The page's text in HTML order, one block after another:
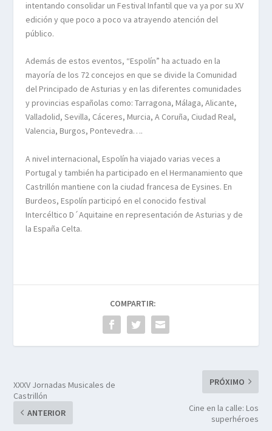
intentando consolidar un Festival Infantil que va ya por su XV
edición y que poco a poco va atrayendo atención del
público.
Además de estos eventos, “Espolín” ha actuado en la
mayoría de los 72 concejos en que se divide la Comunidad
del Principado de Asturias y en las diferentes comunidades
y provincias españolas como: Tarragona, Málaga, Alicante,
Valladolid, Sevilla, Cáceres, Murcia, A Coruña, Ciudad Real,
Valencia, Burgos, Pontevedra….
A nivel internacional, Espolín ha viajado varias veces a
Portugal y también ha participado en el Hermanamiento que
Castrillón mantiene con la ciudad francesa de Eysines. En
Burdeos, Espolín participó en el conocido festival
Intercéltico D´Aquitaine en representación de Asturias y de
la España Celta.
COMPARTIR:
XXXV Jornadas Musicales de
Castrillón
ANTERIOR
PRÓXIMO
Cine en la calle: Los
superhéroes